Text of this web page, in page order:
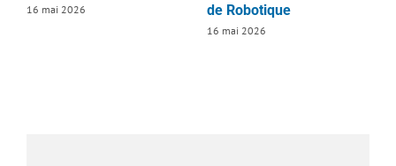
16 mai 2026
de Robotique
16 mai 2026